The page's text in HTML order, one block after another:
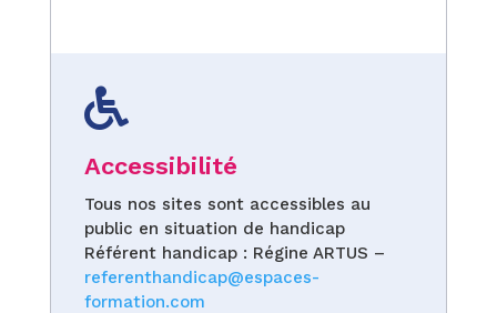

Accessibilité
Tous nos sites sont accessibles au
public en situation de handicap
Référent handicap : Régine ARTUS –
referenthandicap@espaces-
formation.com